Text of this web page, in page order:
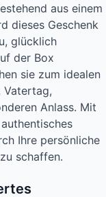
aus einem
dieses Geschenk
glücklich
der Box
sie zum idealen
Vatertag,
Anlass. Mit
Ihre persönliche
schaffen.